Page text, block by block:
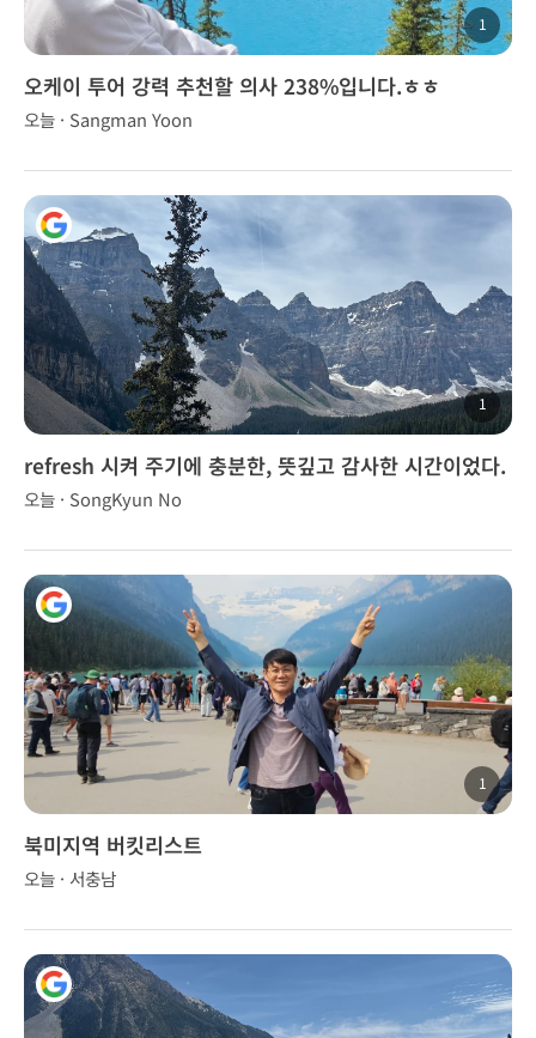
1
오케이 투어 강력 추천할 의사 238%입니다.ㅎㅎ
오늘 · Sangman Yoon
1
refresh 시켜 주기에 충분한, 뜻깊고 감사한 시간이었다.
오늘 · SongKyun No
1
북미지역 버킷리스트
오늘 · 서충남